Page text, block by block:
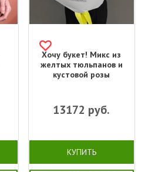
Хочу букет! Микс из
желтых тюльпанов и
кустовой розы
13172 руб.
КУПИТЬ